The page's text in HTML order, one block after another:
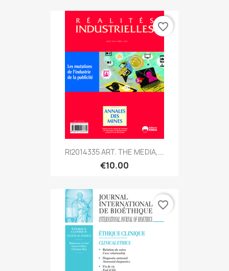
RI2014335 ART. THE MEDIA,...
€10.00
favorite_border
favorite_border